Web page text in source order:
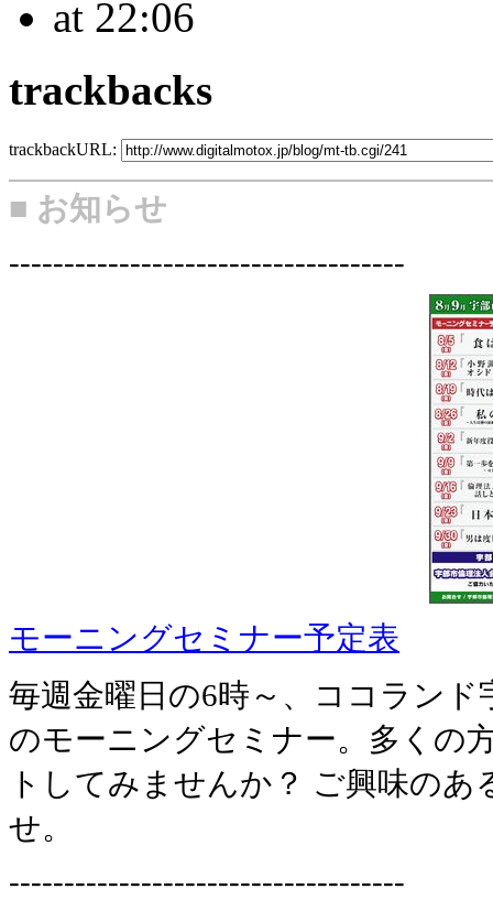
at 22:06
trackbacks
trackbackURL:
■ お知らせ
------------------------------------
モーニングセミナー予定表
毎週金曜日の6時～、ココラン
のモーニングセミナー。多くの
トしてみませんか？ ご興味の
せ。
------------------------------------